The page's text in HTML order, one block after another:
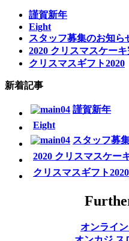
謹賀新年
Eight
スタッフ募集のお知ら
2020 クリスマスケー
クリスマスギフト2020
新着記事
謹賀新年
Eight
スタッフ募
2020 クリスマスケー
クリスマスギフト2020
オンライ